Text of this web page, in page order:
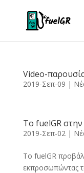
Video-
2019-Σεπ-09 |
Το fuelGR
2019-Σεπ-02|
To fuelGR
εκπροσωπώντας